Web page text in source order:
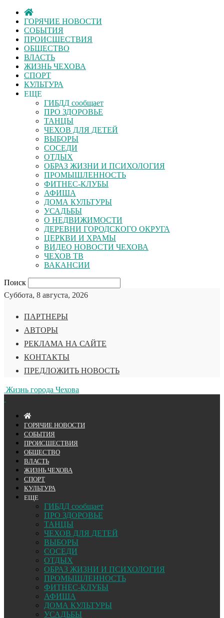
ГОРЯЧИЕ НОВОСТИ
СОБЫТИЯ
ПРОИСШЕСТВИЯ
ОБЩЕСТВО
ВЛАСТЬ
ЖИЗНЬ ЧЕХОВА
СПОРТ
КУЛЬТУРА
ЕЩЕ
ГИБДД сообщает
ПРО ЗДОРОВЬЕ
ТАНЦЫ
ЧЕХОВ ДЛЯ ДЕТЕЙ
ВЫБОРЫ
СОСЕДИ
ОТДЫХ
ОБРАЗ ЖИЗНИ И ПСИХОЛОГИЯ
ПРОМЫШЛЕННОСТЬ
ФИТНЕС-КЛУБЫ
АФИША
ДОМА КУЛЬТУРЫ
УСАДЬБЫ
О НЕДВИЖИМОСТИ
ДЕРЕВНИ ГОРОДСКОГО ОКРУГА
ЦЕРКВИ И ХРАМЫ
ВИДЕО НОВОСТИ ЧЕХОВА
ЧЕХОВ ТВ
ВАКАНСИИ
Поиск
Суббота, 8 августа, 2026
ПАРТНЕРЫ
АВТОРЫ
РЕКЛАМА НА САЙТЕ
КОНТАКТЫ
ПРЕДЛОЖИТЬ НОВОСТЬ
Жизнь города Чехова
ГОРЯЧИЕ НОВОСТИ
СОБЫТИЯ
ПРОИСШЕСТВИЯ
ОБЩЕСТВО
ВЛАСТЬ
ЖИЗНЬ ЧЕХОВА
СПОРТ
КУЛЬТУРА
ЕЩЕ
ГИБДД сообщает
ПРО ЗДОРОВЬЕ
ТАНЦЫ
ЧЕХОВ ДЛЯ ДЕТЕЙ
ВЫБОРЫ
СОСЕДИ
ОТДЫХ
ОБРАЗ ЖИЗНИ И ПСИХОЛОГИЯ
ПРОМЫШЛЕННОСТЬ
ФИТНЕС-КЛУБЫ
АФИША
ДОМА КУЛЬТУРЫ
УСАДЬБЫ